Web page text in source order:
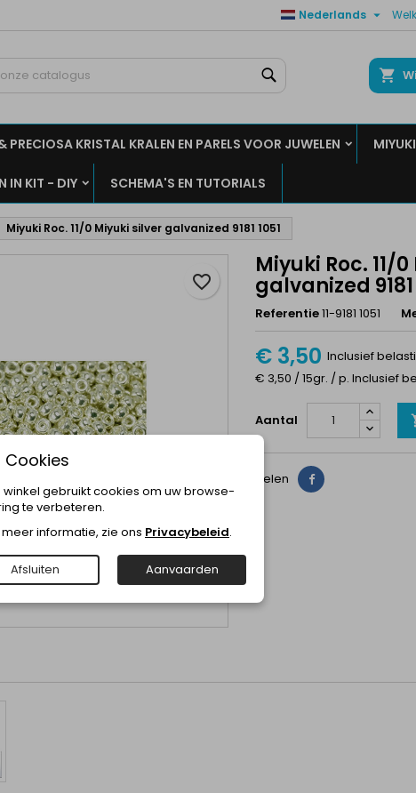
Nederlands 
PRECIOSA KRISTAL KRALEN EN PARELS VOOR JUWELEN
IN KIT - DIY SCHEMA'S EN TUTORIALS
Miyuki Roc. 11/0 Miyuki silver galvanized 9181 1051
Miyuki Roc. 11/
galvanized 9181
Referentie11-9181 1051
€ 3,50 Inclusief
€ 3,50 / 15gr. / p. Inclusief
Aantal
favorite_border
Delen Delen
verlanglijst
om producten in uw verlanglijst op te slaan.
Annuleren Inloggen
Cookies
winkel gebruikt cookies om uw browse-
te verbeteren.
informatie, zie ons Privacybeleid.
Afsluiten Aanvaarden